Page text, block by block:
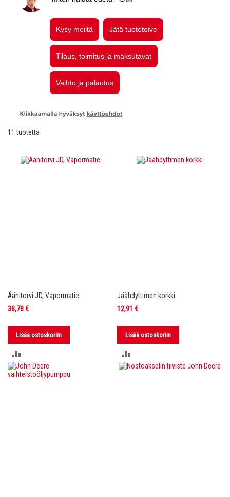
11 tuotetta
Äänitorvi JD, Vapormatic
38,78 €
Lisää ostoskoriin
VERTAILUUN
Jäähdyttimen korkki
12,91 €
Lisää ostoskoriin
VERTAILUUN